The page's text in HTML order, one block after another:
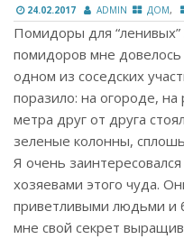
24.02.2017 ADMIN ДОМ,
Помидоры для
помидоров мне
одном из соседских
поразило: на огороде,
метра друг от друга
зеленые колонны,
Я очень
хозяевами этого чуда.
приветливыми людьми и
мне свой секрет